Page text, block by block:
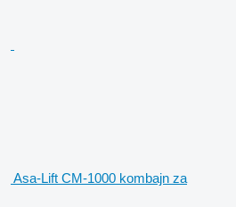
Asa-Lift CM-1000 kombajn za